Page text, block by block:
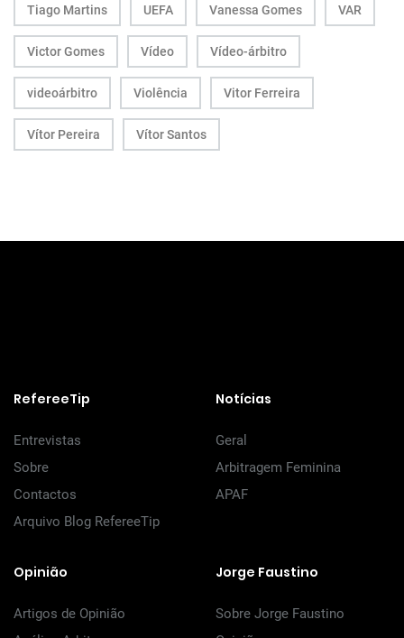
Tiago Martins UEFA Vanessa Gomes VAR
Victor Gomes Vídeo Vídeo-árbitro
videoárbitro Violência Vitor Ferreira
Vítor Pereira Vítor Santos
RefereeTip
Entrevistas
Sobre
Contactos
Arquivo Blog RefereeTip
Notícias
Geral
Arbitragem Feminina
APAF
Opinião
Artigos de Opinião
Jorge Faustino
Sobre Jorge Faustino